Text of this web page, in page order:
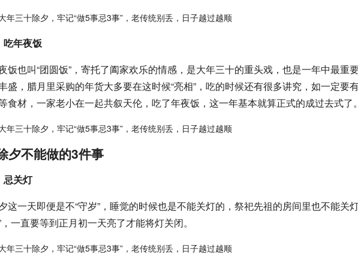
吃年夜饭
饭也叫“团圆饭”，寄托了阖家欢乐的情感，是大年三十的重头戏，也是一年中最重
盛，腊月里采购的年货大多要在这时候“亮相”，吃的时候还有很多讲究，如一定要
食材，一家老小在一起共叙天伦，吃了年夜饭，这一年基本就算正式的成过去式了。
夕不能做的3件事
忌关灯
这一天即便是不“守岁”，睡觉的时候也是不能关灯的，祭祀先祖的房间里也不能关
，一直要等到正月初一天亮了才能将灯关闭。